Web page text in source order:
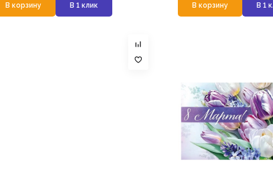
В корзину В 1 клик В корзину В 1